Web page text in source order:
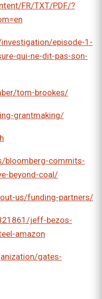
FR/TXT/PDF/?
episode-1-
qui-ne-dit-pas-son-
tom-brookes/
grantmaking/
bloomberg-commits-
beyond-coal/
us/funding-partners/
jeff-bezos-
amazon
gates-